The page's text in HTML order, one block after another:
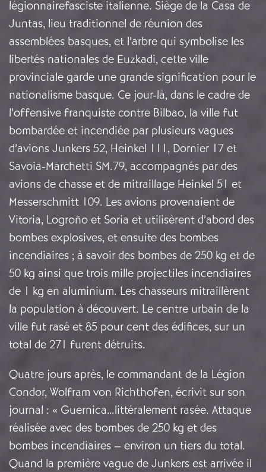
légionnairefasciste italienne. Siège de la Casa de
Juntas, lieu traditionnel de réunion des
assemblées basques, et l’arbre qui symbolise les
libertés nationales de Euzkadi, cette ville
provinciale garde une grande signification pour le
nationalisme basque. Ce jour-là, dans le cadre de
l’offensive franquiste contre Bilbao, la ville fut
bombardée et incendiée par plusieurs vagues
d’avions Junkers 52, Heinkel 111, Dornier 17 et
Savoia-Marchetti SM.79, accompagnés par des
avions de chasse et de mitraillage Heinkel 51 et
Messerschmitt 109. Les avions provenaient de
Vitoria, Logroño et Soria et utilisèrent d’abord des
bombes explosives, et ensuite des bombes
incendiaires ; à savoir des bombes de 250 kg et de
50 kg ainsi que trois mille projectiles incendiaires
de 1 kg en aluminium. Les chasseurs mitraillèrent
la population à découvert. Le centre urbain de la
ville fut rasé et 85 pour cent des édifices, sur un
total de 271 furent détruits.
Quatre jours après, le commandant de la Légion
Condor, Wolfram von Richthofen, écrivit sur son
journal : « Guernica…littéralement rasée. Attaque
réalisée avec des bombes de 250 kg et des
bombes incendiaires – environ un tiers du total.
Quand la première vague de Junkers est arrivée il